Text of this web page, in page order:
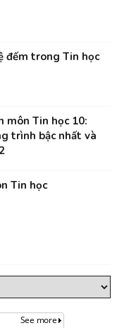
đếm trong Tin học
môn Tin học 10:
trình bậc nhất và
Tin học